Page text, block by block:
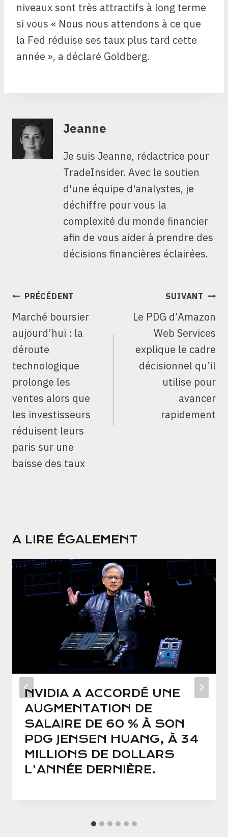
niveaux sont très attractifs à long terme
si vous « Nous nous attendons à ce que
la Fed réduise ses taux plus tard cette
année », a déclaré Goldberg.
Jeanne
Je suis Jeanne, rédactrice pour
TradeInsider. Avec le soutien
d'une équipe d'analystes, je
déchiffre pour vous la
complexité du monde financier
afin de vous aider à prendre des
décisions financières éclairées.
NAVIGATION
L’ARTICLE
PRÉCÉDENT
Marché boursier
aujourd’hui : la
déroute
technologique
prolonge les
ventes alors que
les investisseurs
réduisent leurs
paris sur une
baisse des taux
SUIVANT
Le PDG d’Amazon
Web Services
explique le cadre
décisionnel qu’il
utilise pour
avancer
rapidement
A LIRE ÉGALEMENT
NVIDIA A ACCORDÉ UNE
AUGMENTATION DE
SALAIRE DE 60 % À SON
PDG JENSEN HUANG, À 34
MILLIONS DE DOLLARS
L'ANNÉE DERNIÈRE.